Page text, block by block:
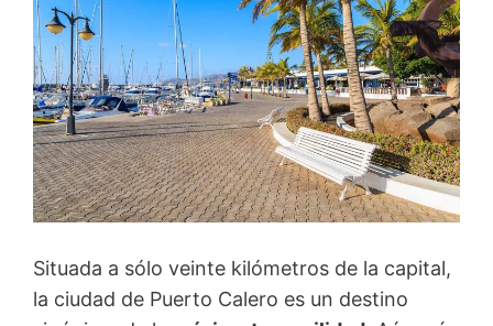
Situada a sólo veinte kilómetros de la capital,
la ciudad de Puerto Calero es un destino